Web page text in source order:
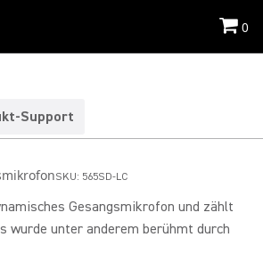
0
Support
SKU: 565SD-LC
Gesangsmikrofon und zählt
wurde unter anderem berühmt durch